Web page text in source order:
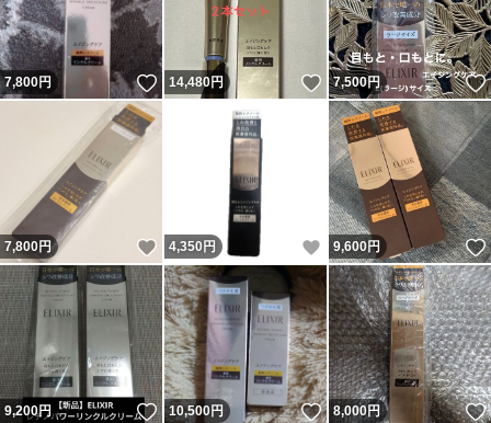
7,800円 いいね！
14,480円 いいね！
7,500円
7,800円 いいね！
4,350 円 いいね！
9,600円
9,200円 いいね！
10,500円 いいね！
8,000円